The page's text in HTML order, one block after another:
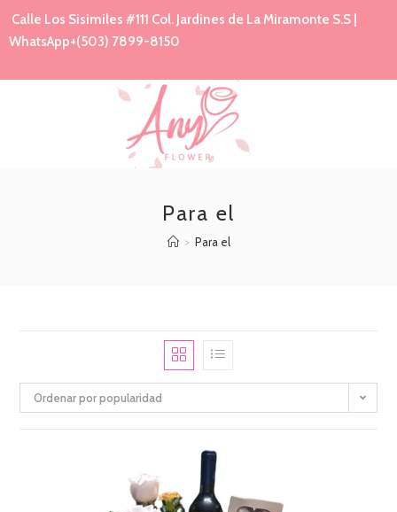
Calle Los Sisimiles #111 Col. Jardines de La Miramonte S.S |
WhatsApp+(503) 7899-8150
Para el
> Para el
Ordenar por popularidad